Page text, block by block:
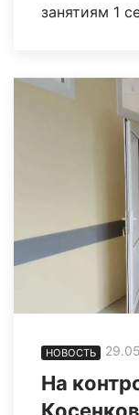
занятиям 1
НОВОСТЬ
На